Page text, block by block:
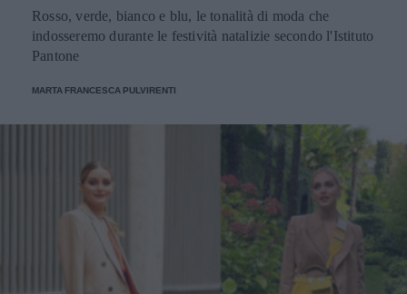
Rosso, verde, bianco e blu, le tonalità di moda che
indosseremo durante le festività natalizie secondo l'Istituto
Pantone
MARTA FRANCESCA PULVIRENTI